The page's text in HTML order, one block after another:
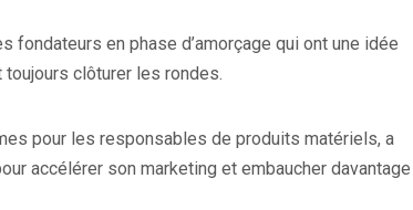
u
v
e
d
en phase d’amorçage qui ont une idée
clôturer les rondes.
pour les responsables de produits matériels, a
accélérer son marketing et embaucher davantage